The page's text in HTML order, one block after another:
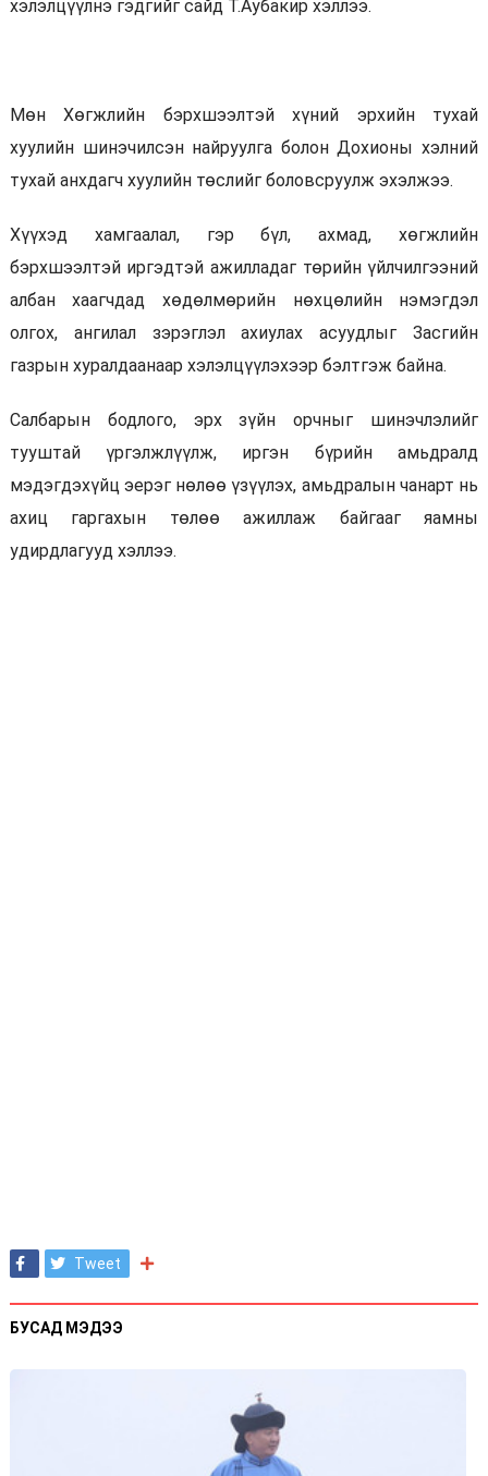
хэлэлцүүлнэ гэдгийг сайд Т.Аубакир хэллээ.
Мөн Хөгжлийн бэрхшээлтэй хүний эрхийн тухай
хуулийн шинэчилсэн найруулга болон Дохионы хэлний
тухай анхдагч хуулийн төслийг боловсруулж эхэлжээ.
Хүүхэд хамгаалал, гэр бүл, ахмад, хөгжлийн
бэрхшээлтэй иргэдтэй ажилладаг төрийн үйлчилгээний
албан хаагчдад хөдөлмөрийн нөхцөлийн нэмэгдэл
олгох, ангилал зэрэглэл ахиулах асуудлыг Засгийн
газрын хуралдаанаар хэлэлцүүлэхээр бэлтгэж байна.
Салбарын бодлого, эрх зүйн орчныг шинэчлэлийг
тууштай үргэлжлүүлж, иргэн бүрийн амьдралд
мэдэгдэхүйц эерэг нөлөө үзүүлэх, амьдралын чанарт нь
ахиц гаргахын төлөө ажиллаж байгааг яамны
удирдлагууд хэллээ.
Tweet
БУСАД МЭДЭЭ